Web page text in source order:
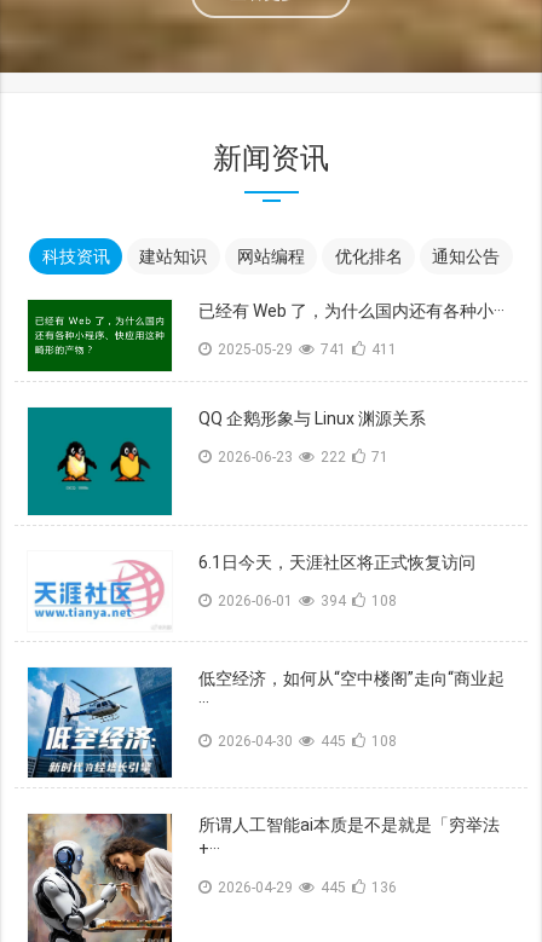
新闻资讯
科技资讯 建站知识 网站编程 优化排名 通知公告
已经有 Web 了，为什么国内还有各种小···
2025-05-29 741 411
QQ 企鹅形象与 Linux 渊源关系
2026-06-23 222 71
6.1日今天，天涯社区将正式恢复访问
2026-06-01 394 108
低空经济，如何从“空中楼阁”走向“商业起
···
2026-04-30 445 108
所谓人工智能ai本质是不是就是「穷举法
+···
2026-04-29 445 136